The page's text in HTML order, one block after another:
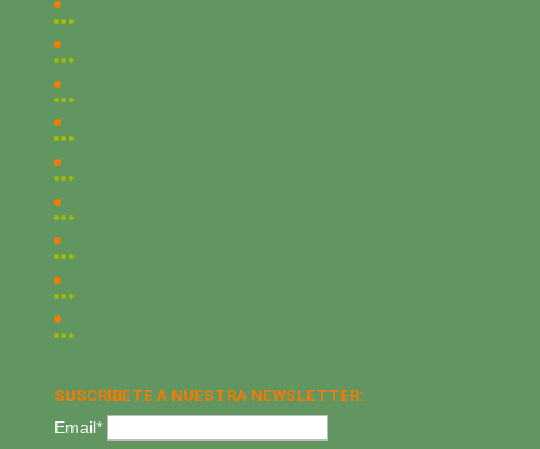
SUSCRÍBETE A NUESTRA NEWSLETTER:
Email*